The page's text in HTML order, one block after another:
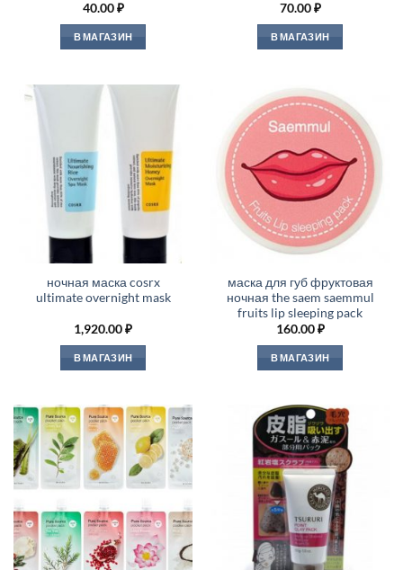
40.00₽
В МАГАЗИН
70.00₽
В МАГАЗИН
ночная маска cosrx
ultimate overnight mask
1,920.00₽
В МАГАЗИН
маска для губ фруктовая
ночная the saem saemmul
fruits lip sleeping pack
160.00₽
В МАГАЗИН